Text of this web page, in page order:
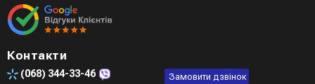
Контакти
(068) 344-33-46
Замовити дзвінок